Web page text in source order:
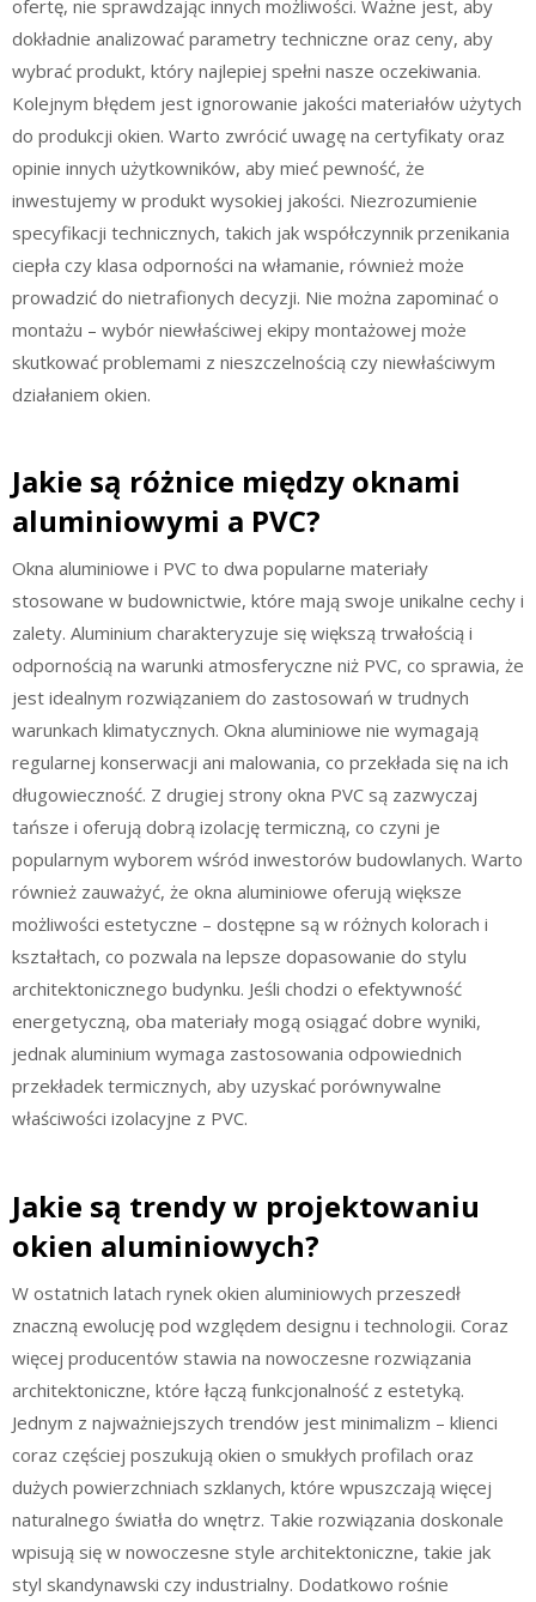
ofertę, nie sprawdzając innych możliwości. Ważne jest, aby
dokładnie analizować parametry techniczne oraz ceny, aby
wybrać produkt, który najlepiej spełni nasze oczekiwania.
Kolejnym błędem jest ignorowanie jakości materiałów użytych
do produkcji okien. Warto zwrócić uwagę na certyfikaty oraz
opinie innych użytkowników, aby mieć pewność, że
inwestujemy w produkt wysokiej jakości. Niezrozumienie
specyfikacji technicznych, takich jak współczynnik przenikania
ciepła czy klasa odporności na włamanie, również może
prowadzić do nietrafionych decyzji. Nie można zapominać o
montażu – wybór niewłaściwej ekipy montażowej może
skutkować problemami z nieszczelnością czy niewłaściwym
działaniem okien.
Jakie są różnice między oknami
aluminiowymi a PVC?
Okna aluminiowe i PVC to dwa popularne materiały
stosowane w budownictwie, które mają swoje unikalne cechy i
zalety. Aluminium charakteryzuje się większą trwałością i
odpornością na warunki atmosferyczne niż PVC, co sprawia, że
jest idealnym rozwiązaniem do zastosowań w trudnych
warunkach klimatycznych. Okna aluminiowe nie wymagają
regularnej konserwacji ani malowania, co przekłada się na ich
długowieczność. Z drugiej strony okna PVC są zazwyczaj
tańsze i oferują dobrą izolację termiczną, co czyni je
popularnym wyborem wśród inwestorów budowlanych. Warto
również zauważyć, że okna aluminiowe oferują większe
możliwości estetyczne – dostępne są w różnych kolorach i
kształtach, co pozwala na lepsze dopasowanie do stylu
architektonicznego budynku. Jeśli chodzi o efektywność
energetyczną, oba materiały mogą osiągać dobre wyniki,
jednak aluminium wymaga zastosowania odpowiednich
przekładek termicznych, aby uzyskać porównywalne
właściwości izolacyjne z PVC.
Jakie są trendy w projektowaniu
okien aluminiowych?
W ostatnich latach rynek okien aluminiowych przeszedł
znaczną ewolucję pod względem designu i technologii. Coraz
więcej producentów stawia na nowoczesne rozwiązania
architektoniczne, które łączą funkcjonalność z estetyką.
Jednym z najważniejszych trendów jest minimalizm – klienci
coraz częściej poszukują okien o smukłych profilach oraz
dużych powierzchniach szklanych, które wpuszczają więcej
naturalnego światła do wnętrz. Takie rozwiązania doskonale
wpisują się w nowoczesne style architektoniczne, takie jak
styl skandynawski czy industrialny. Dodatkowo rośnie